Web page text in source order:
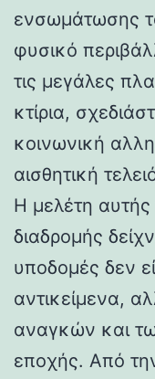
ενσωμάτωσης
φυσικό
τις μεγάλες
κτίρια,
κοινωνική
αισθητική
Η μελέτη αυτής
διαδρομής
υποδομές δεν
αντικείμενα,
αναγκών και
εποχής. Από